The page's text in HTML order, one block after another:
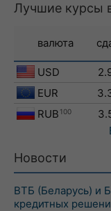
Лучшие курсы
валюта
USD
EUR
RUB 100
Новости
ВТБ (Беларусь) и
кредитных